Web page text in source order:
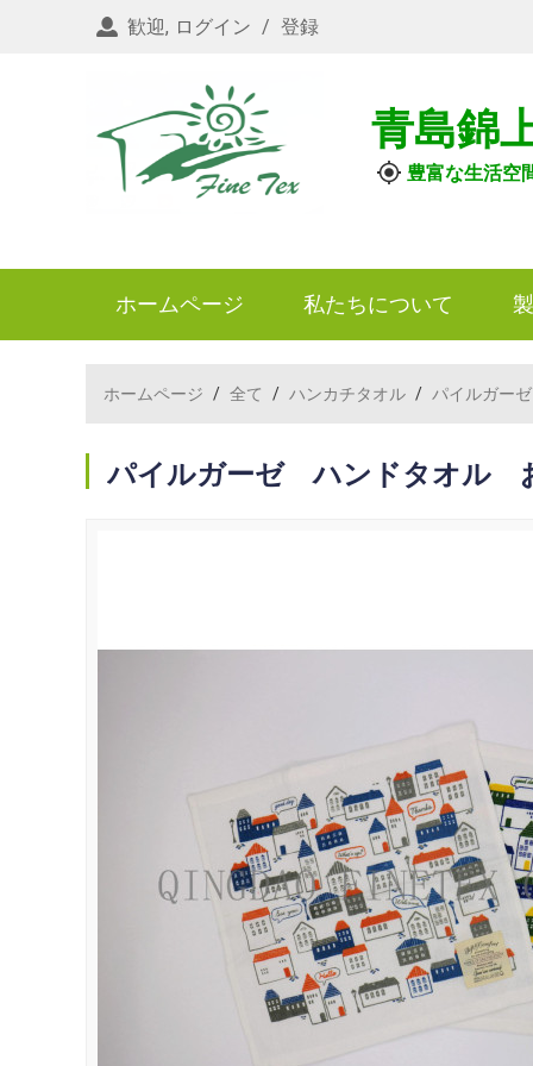
歓迎, ログイン / 登録
青島錦
豊富な生活空
ホームページ 私たちについて
ホームページ / 全て / ハンカチタオル / パイルガーゼ
パイルガーゼ ハンドタオル